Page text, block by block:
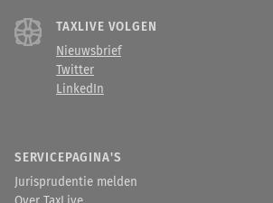
TAXLIVE VOLGEN
Nieuwsbrief
Twitter
LinkedIn
SERVICEPAGINA'S
Jurisprudentie melden